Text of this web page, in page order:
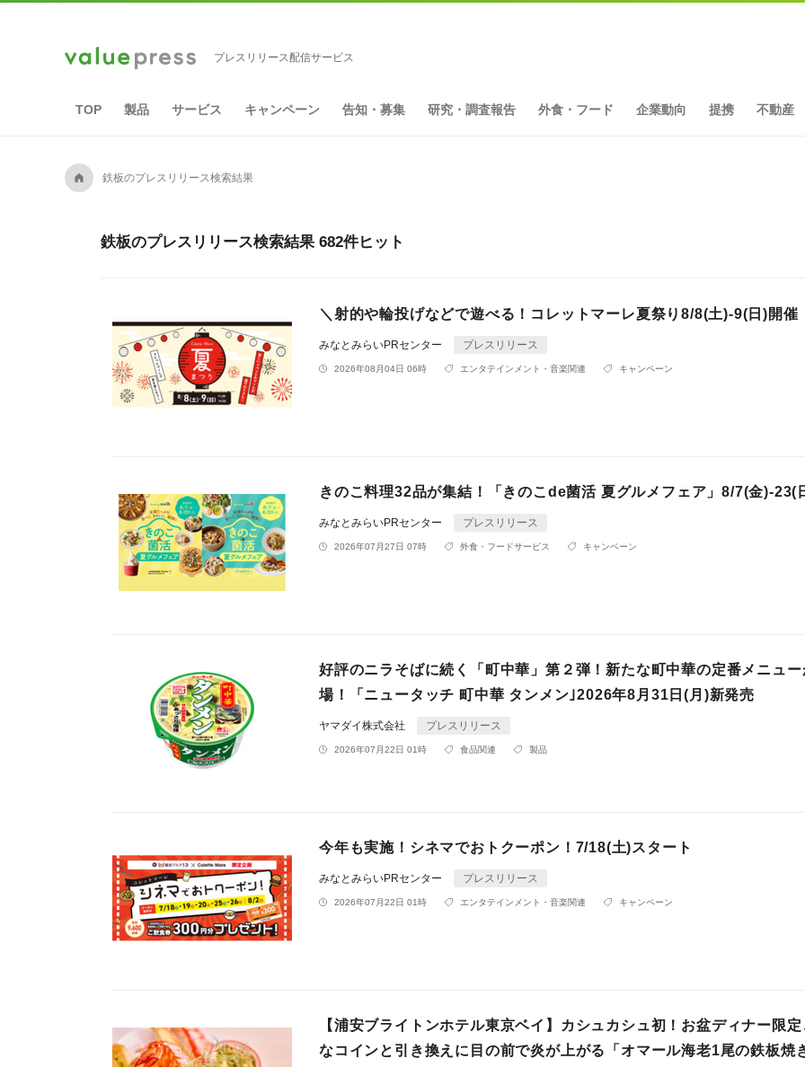
プレスリリース配信サービス
TOP 製品 サービス キャンペーン 告知・募集 研究・調査報告 外食・フード 企業動向 提携 不動産
A 鉄板のプレスリリース検索結果
鉄板のプレスリリース検索結果 682件ヒット
＼射的や輪投げなどで遊べる！コレットマーレ夏祭り8/8(土)-9(日)開催
みなとみらいPRセンター プレスリリース
2026年08月04日 06時 エンタテインメント・音楽関連 キャンペーン
きのこ料理32品が集結！「きのこde菌活 夏グルメフェア」8/7(金)-23(
みなとみらいPRセンター プレスリリース
2026年07月27日 07時 外食・フードサービス キャンペーン
好評のニラそばに続く「町中華」第２弾！新たな町中華の定番メニュー
場！「ニュータッチ 町中華 タンメン｣2026年8月31日(月)新発売
ヤマダイ株式会社 プレスリリース
2026年07月22日 01時 食品関連 製品
今年も実施！シネマでおトクーポン！7/18(土)スタート
みなとみらいPRセンター プレスリリース
2026年07月22日 01時 エンタテインメント・音楽関連 キャンペーン
【浦安ブライトンホテル東京ベイ】カシュカシュ初！お盆ディナー限
なコインと引き換えに目の前で炎が上がる「オマール海老1尾の鉄板焼